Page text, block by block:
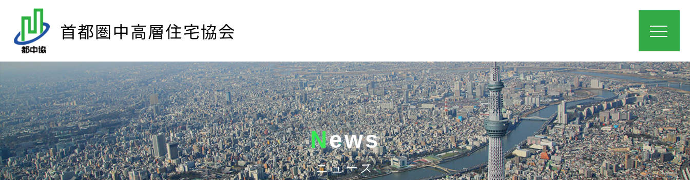
首都圏中高層住宅協会
News
ニュース